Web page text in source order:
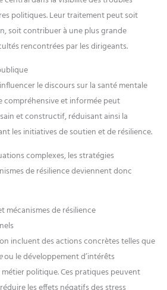
politiques. Leur traitement peut soit
soit contribuer à une plus grande
rencontrées par les dirigeants.
le discours sur la santé mentale
et informée peut
et constructif, réduisant ainsi la
les initiatives de soutien et de résilience.
complexes, les stratégies
de résilience deviennent donc
mécanismes de résilience
incluent des actions concrètes telles que
ou le développement d’intérêts
politique. Ces pratiques peuvent